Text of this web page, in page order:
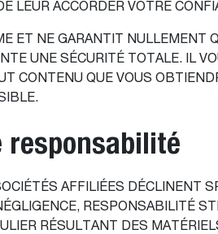
LEUR ACCORDER VOTRE
ET NE GARANTIT NULLEMENT
UNE SÉCURITÉ TOTALE. IL
CONTENU QUE VOUS
responsabilité
AFFILIÉES DÉCLINENT
RESPONSABILITÉ
RÉSULTANT DES